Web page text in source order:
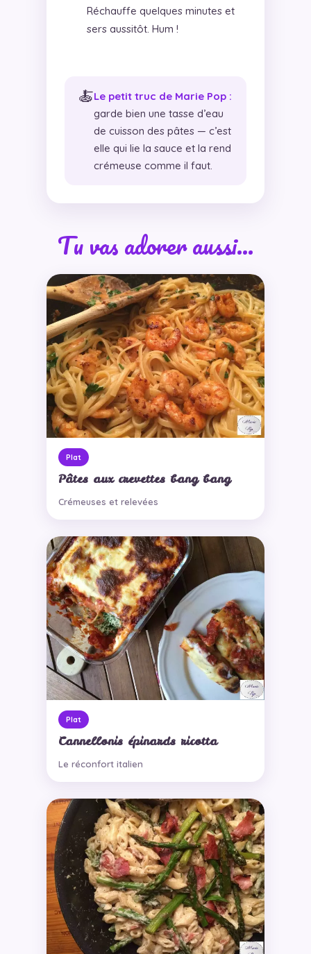
Réchauffe quelques minutes et
sers aussitôt. Hum !
🍝Le petit truc de Marie Pop :
garde bien une tasse d’eau
de cuisson des pâtes — c’est
elle qui lie la sauce et la rend
crémeuse comme il faut.
Tu vas adorer aussi…
Plat
Pâtes aux crevettes bang bang
Crémeuses et relevées
Plat
Cannellonis épinards ricotta
Le réconfort italien